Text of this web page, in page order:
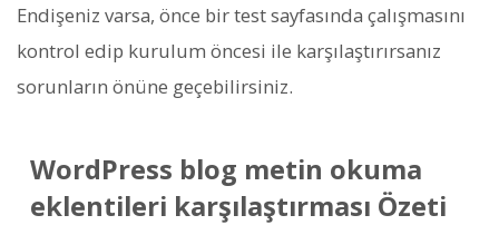
Endişeniz varsa, önce bir test sayfasında çalışmasını
kontrol edip kurulum öncesi ile karşılaştırırsanız
sorunların önüne geçebilirsiniz.
WordPress blog metin okuma
eklentileri karşılaştırması Özeti